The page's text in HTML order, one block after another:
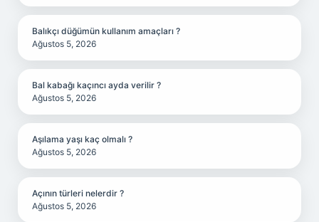
Balıkçı düğümün kullanım amaçları ?
Ağustos 5, 2026
Bal kabağı kaçıncı ayda verilir ?
Ağustos 5, 2026
Aşılama yaşı kaç olmalı ?
Ağustos 5, 2026
Açının türleri nelerdir ?
Ağustos 5, 2026